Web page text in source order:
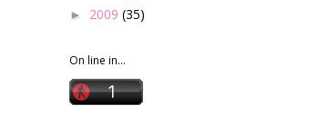
► 2009 (35)
On line in...